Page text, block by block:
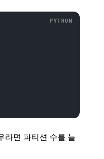
라면 파티션 수를 늘